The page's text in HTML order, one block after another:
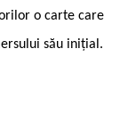
o carte care
său inițial.